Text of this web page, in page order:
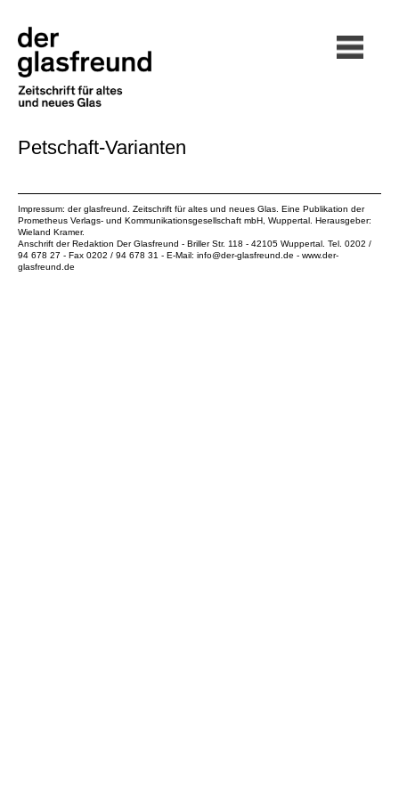
Petschaft-Varianten
Impressum: der glasfreund. Zeitschrift für altes und neues Glas. Eine Publikation der
Prometheus Verlags- und Kommunikationsgesellschaft mbH , Wuppertal. Herausgeber:
Wieland Kramer.
Anschrift der Redaktion Der Glasfreund - Briller Str. 118 - 42105 Wuppertal. Tel. 0202 /
94 678 27 - Fax 0202 / 94 678 31 - E-Mail: info@der-glasfreund.de - www.der-
glasfreund.de